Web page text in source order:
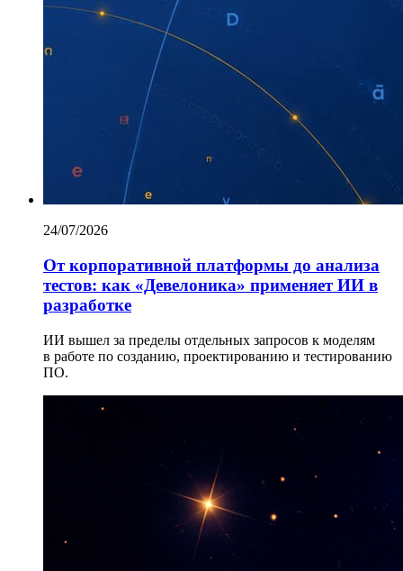
24/07/2026
От корпоративной платформы до анализа
тестов: как «Девелоника» применяет ИИ в
разработке
ИИ вышел за пределы отдельных запросов к моделям
в работе по созданию, проектированию и тестированию
ПО.